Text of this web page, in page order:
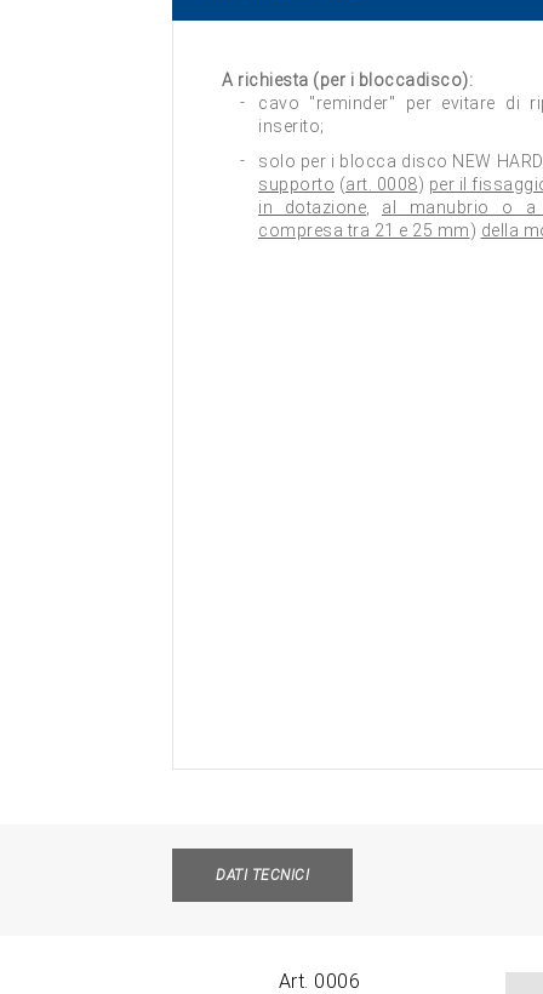
A richiesta (per i bloccadisco):
cavo "reminder" per evitare di
inserito;
solo per i blocca disco NEW
supporto (art. 0008) per il
in dotazione
al manubrio o a
compresa tra 21 e 25 mm) della
DATI TECNICI
Art. 0006